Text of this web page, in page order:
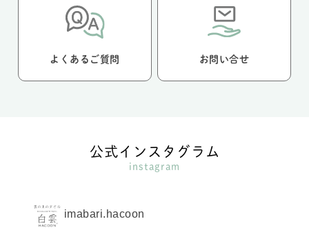
よくあるご質問 お問い合せ
公式インスタグラム
instagram
imabari.hacoon